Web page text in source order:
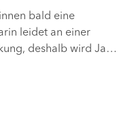
bald eine
leidet an einer
deshalb wird Jake